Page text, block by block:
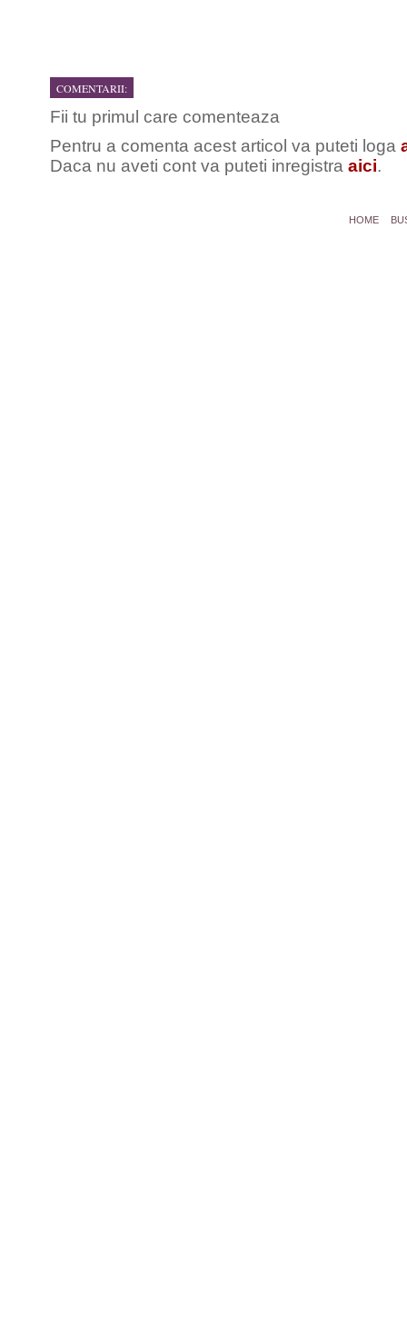
COMENTARII:
Fii tu primul care comenteaza
Pentru a comenta acest articol va puteti loga
Daca nu aveti cont va puteti inregistra aici.
HOME